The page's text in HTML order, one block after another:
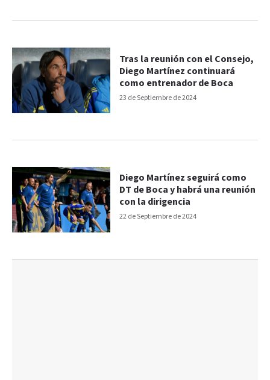
23 de Septiembre de 2024
Tras la reunión con el Consejo,
Diego Martínez continuará
como entrenador de Boca
22 de Septiembre de 2024
Diego Martínez seguirá como
DT de Boca y habrá una reunión
con la dirigencia